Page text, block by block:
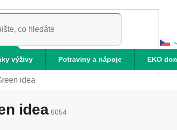
výživy Potraviny a nápoje EKO
idea
idea 6054